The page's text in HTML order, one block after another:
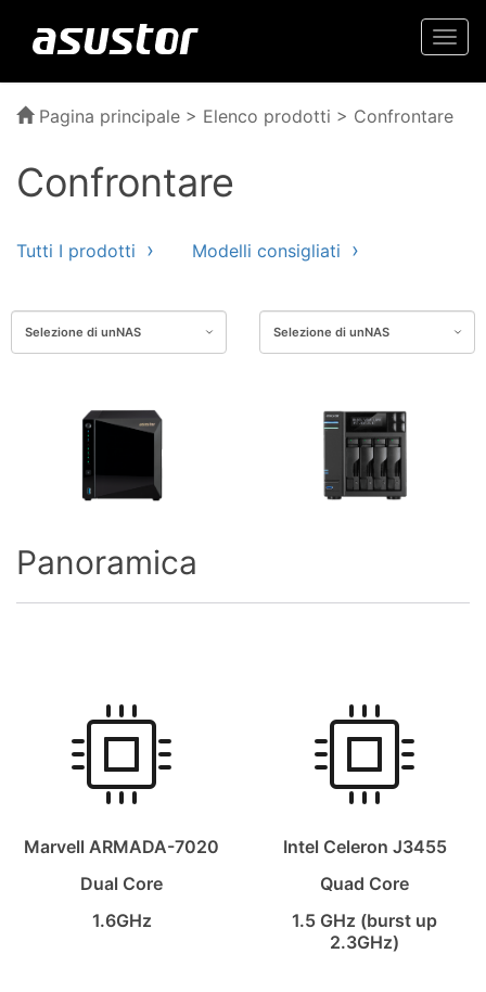
Pagina principale > Elenco prodotti > Confrontare
Confrontare
Tutti I prodotti Modelli consigliati
Panoramica
Marvell ARMADA-7020
Intel Celeron J3455
Dual Core
Quad Core
1.6GHz
1.5 GHz (burst up
2.3GHz)